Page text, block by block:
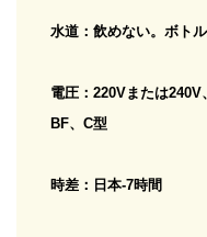
水道：飲めない。ボト
電圧：220Vまたは240V
BF、C型
時差：日本-7時間